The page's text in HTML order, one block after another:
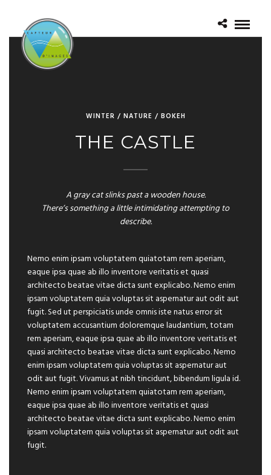
WINTER / NATURE / BOKEH
THE CASTLE
A gray cat slinks past a wooden house.
There’s something a little intimidating attempting to
describe.
Nemo enim ipsam voluptatem quiatotam rem aperiam,
eaque ipsa quae ab illo inventore veritatis et quasi
architecto beatae vitae dicta sunt explicabo. Nemo enim
ipsam voluptatem quia voluptas sit aspernatur aut odit aut
fugit. Sed ut perspiciatis unde omnis iste natus error sit
voluptatem accusantium doloremque laudantium, totam
rem aperiam, eaque ipsa quae ab illo inventore veritatis et
quasi architecto beatae vitae dicta sunt explicabo. Nemo
enim ipsam voluptatem quia voluptas sit aspernatur aut
odit aut fugit. Vivamus at nibh tincidunt, bibendum ligula id.
Nemo enim ipsam voluptatem quiatotam rem aperiam,
eaque ipsa quae ab illo inventore veritatis et quasi
architecto beatae vitae dicta sunt explicabo. Nemo enim
ipsam voluptatem quia voluptas sit aspernatur aut odit aut
fugit.